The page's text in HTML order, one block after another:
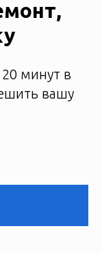
минут в
вашу